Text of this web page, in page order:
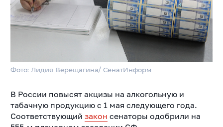
Фото: Лидия Верещагина/ СенатИнформ
В России повысят акцизы на алкогольную и
табачную продукцию с 1 мая следующего года.
Соответствующий закон сенаторы одобрили на